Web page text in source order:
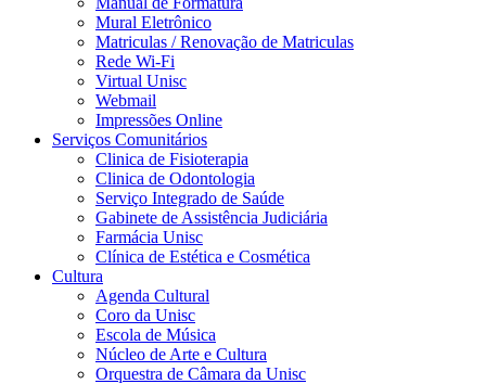
Mural Eletrônico
Matriculas / Renovação de Matriculas
Rede Wi-Fi
Virtual Unisc
Webmail
Impressões Online
Serviços Comunitários
Clinica de Fisioterapia
Clinica de Odontologia
Serviço Integrado de Saúde
Gabinete de Assistência Judiciária
Farmácia Unisc
Clínica de Estética e Cosmética
Cultura
Agenda Cultural
Coro da Unisc
Escola de Música
Núcleo de Arte e Cultura
Orquestra de Câmara da Unisc